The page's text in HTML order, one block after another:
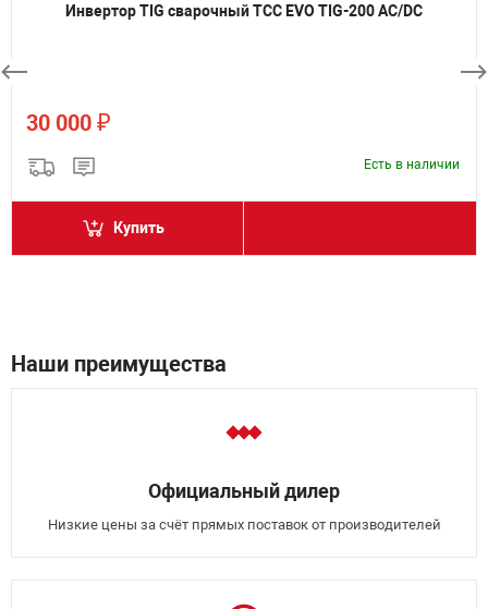
Инвертор TIG сварочный ТСС EVO TIG-200 AC/DC
30 000 ₽
Есть в наличии
Купить
Наши преимущества
Официальный дилер
Низкие цены за счёт прямых поставок от производителей